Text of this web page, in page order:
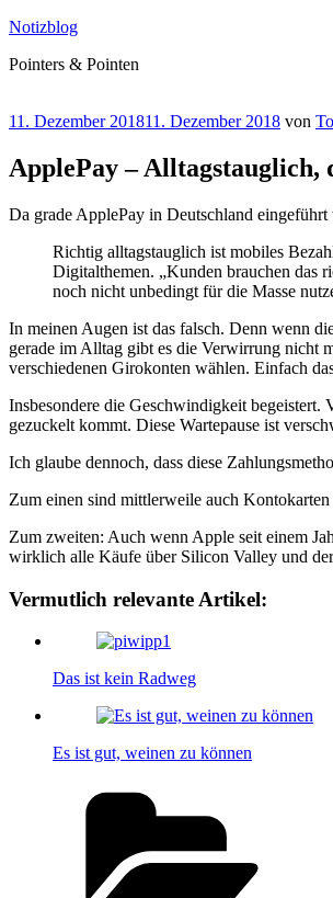
Zum
springen
Notizblog
Pointers & Pointen
Veröffentlicht
11. Dezember 201811. Dezember 2018 von
ApplePay – Alltagstauglich,
Da grade ApplePay in Deutschland
Richtig alltagstauglich ist mobiles
Digitalthemen. „Kunden brauchen das
noch nicht unbedingt für die Masse
In meinen Augen ist das falsch. Denn wenn
gerade im Alltag gibt es die Verwirrung nicht
verschiedenen Girokonten wählen. Einfach
Insbesondere die Geschwindigkeit begeistert.
gezuckelt kommt. Diese Wartepause ist
Ich glaube dennoch, dass diese
Zum einen sind mittlerweile auch
Zum zweiten: Auch wenn Apple seit einem
wirklich alle Käufe über Silicon Valley und
Vermutlich relevante Artikel:
Das ist kein Radweg
Es ist gut, weinen zu können